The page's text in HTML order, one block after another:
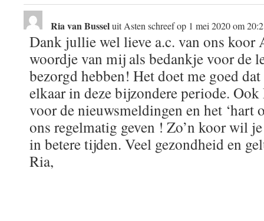
Ria van Busseluit Asten schreef op 1 mei 2020om
Dank jullie wel lieve a.c. van ons koor
woordje van mij als bedankje voor de
bezorgd hebben! Het doet me goed
elkaar in deze bijzondere periode.
voor de nieuwsmeldingen en het
ons regelmatig geven ! Zo’n koor wil
in betere tijden. Veel gezondheid en
Ria,